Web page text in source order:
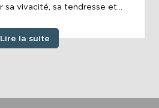
vivacité, sa tendresse et...
Lire la suite